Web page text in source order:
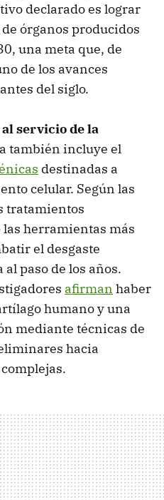
declarado es lograr
órganos producidos
una meta que, de
de los avances
del siglo.
servicio de la
también incluye el
destinadas a
celular. Según las
tratamientos
herramientas más
el desgaste
paso de los años.
afirman haber
humano y una
mediante técnicas de
hacia